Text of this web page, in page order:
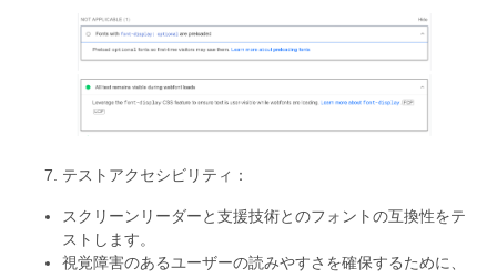
テストアクセシビリティ：
スクリーンリーダーと支援技術とのフォントの互換性をテ
ストします。
視覚障害のあるユーザーの読みやすさを確保するために、